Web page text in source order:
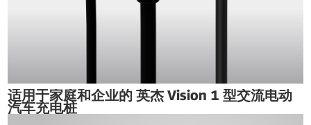
适用于家庭和企业的 英杰 Vision 1 型交流电动
汽车充电桩